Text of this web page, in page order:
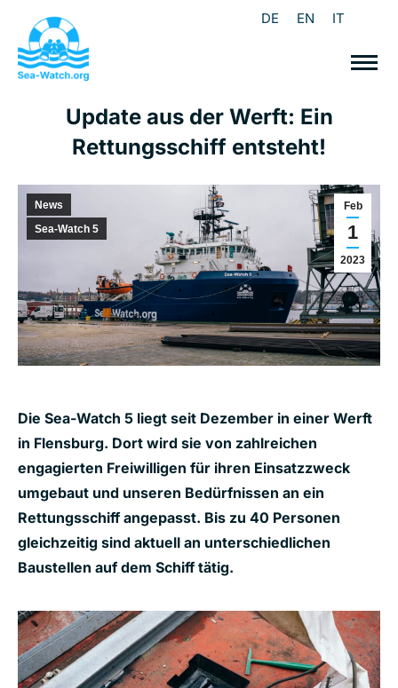
DE EN IT
Update aus der Werft: Ein
Rettungsschiff entsteht!
Feb
1
2023
News
Sea-Watch 5
Die Sea-Watch 5 liegt seit Dezember in einer Werft
in Flensburg. Dort wird sie von zahlreichen
engagierten Freiwilligen für ihren Einsatzzweck
umgebaut und unseren Bedürfnissen an ein
Rettungsschiff angepasst. Bis zu 40 Personen
gleichzeitig sind aktuell an unterschiedlichen
Baustellen auf dem Schiff tätig.